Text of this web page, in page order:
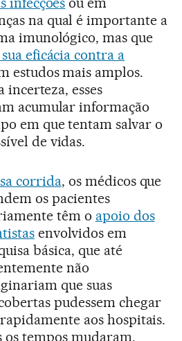
na qual é importante a
imunológico, mas que
eficácia contra a
estudos mais amplos.
incerteza, esses
acumular informação
em que tentam salvar o
de vidas.
corrida, os médicos que
os pacientes
têm o apoio dos
envolvidos em
básica, que até
não
que suas
pudessem chegar
aos hospitais.
os tempos mudaram.